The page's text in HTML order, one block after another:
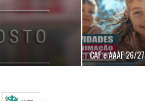
CAF e AAAF 26/27